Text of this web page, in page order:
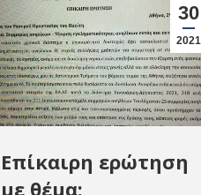
30
2021
Επίκαιρη ερώτηση
με θέμα: